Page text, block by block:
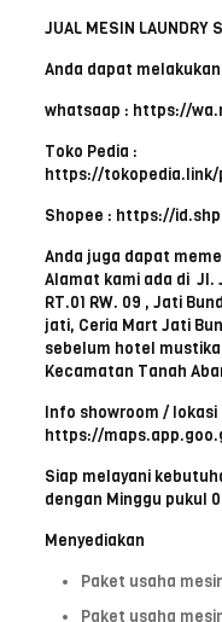
JUAL MESIN LAUNDRY
Anda dapat
whatsaap : https://
Toko Pedia :
https://tokopedia.link/
Shopee : https://
Anda juga dapat
Alamat kami ada di Jl.
RT.01 RW. 09 , Jati
jati, Ceria Mart Jati
sebelum hotel
Kecamatan Tanah
Info showroom / lokasi
https://
Siap melayani
dengan Minggu pukul
Menyediakan
Paket usaha
Paket usaha